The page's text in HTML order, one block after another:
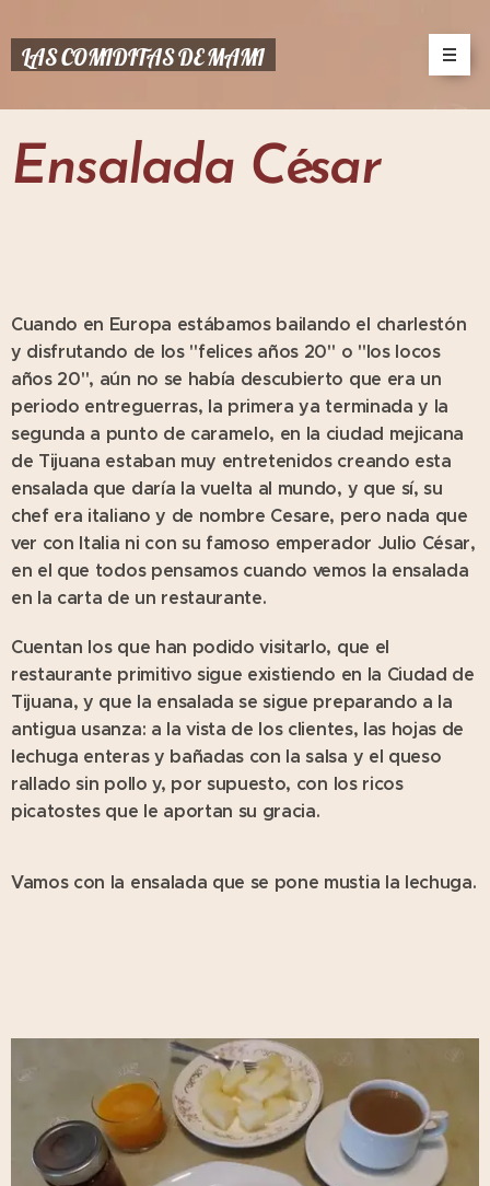
LAS COMIDITAS DE MAMI
Ensalada César
Cuando en Europa estábamos bailando el charlestón
y disfrutando de los "felices años 20" o "los locos
años 20", aún no se había descubierto que era un
periodo entreguerras, la primera ya terminada y la
segunda a punto de caramelo, en la ciudad mejicana
de Tijuana estaban muy entretenidos creando esta
ensalada que daría la vuelta al mundo, y que sí, su
chef era italiano y de nombre Cesare, pero nada que
ver con Italia ni con su famoso emperador Julio César,
en el que todos pensamos cuando vemos la ensalada
en la carta de un restaurante.
Cuentan los que han podido visitarlo, que el
restaurante primitivo sigue existiendo en la Ciudad de
Tijuana, y que la ensalada se sigue preparando a la
antigua usanza: a la vista de los clientes, las hojas de
lechuga enteras y bañadas con la salsa y el queso
rallado sin pollo y, por supuesto, con los ricos
picatostes que le aportan su gracia.
Vamos con la ensalada que se pone mustia la lechuga.